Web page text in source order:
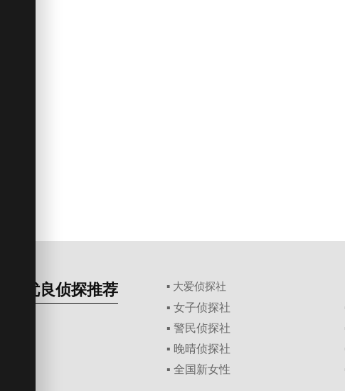
优良侦探推荐 ▪ 大爱侦探社
▪ 女子侦探社
▪ 警民侦探社
▪ 晚晴侦探社
▪ 全国新女性